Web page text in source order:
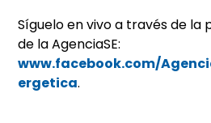
Síguelo en vivo a través de la
de la AgenciaSE:
www.facebook.com/
ergetica.